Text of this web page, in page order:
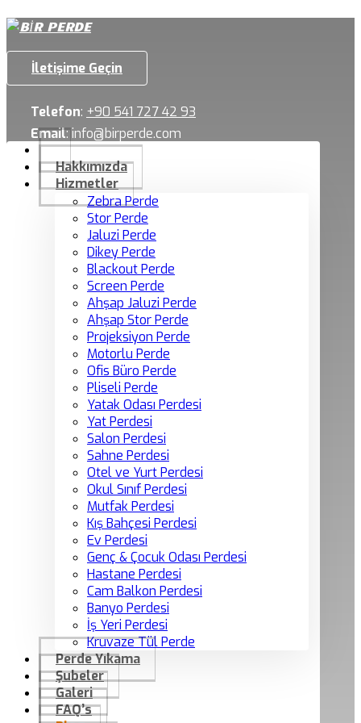
İletişime Geçin
Telefon: +90 541 727 42 93
Email:info@birperde.com
Hakkımızda
Hizmetler
Zebra Perde
Stor Perde
Jaluzi Perde
Dikey Perde
Blackout Perde
Screen Perde
Ahşap Jaluzi Perde
Ahşap Stor Perde
Projeksiyon Perde
Motorlu Perde
Ofis Büro Perde
Pliseli Perde
Yatak Odası Perdesi
Yat Perdesi
Salon Perdesi
Sahne Perdesi
Otel ve Yurt Perdesi
Okul Sınıf Perdesi
Mutfak Perdesi
Kış Bahçesi Perdesi
Ev Perdesi
Genç & Çocuk Odası Perdesi
Hastane Perdesi
Cam Balkon Perdesi
Banyo Perdesi
İş Yeri Perdesi
Kruvaze Tül Perde
Perde Yıkama
Şubeler
Galeri
FAQ’s